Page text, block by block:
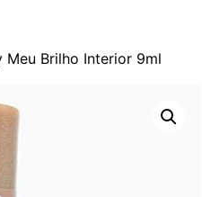
Meu Brilho Interior 9ml